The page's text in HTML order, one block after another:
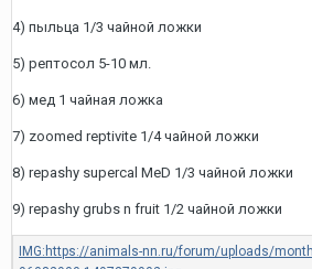
4) пыльца 1/3 чайной ложки
5) рептосол 5-10 мл.
6) мед 1 чайная ложка
7) zoomed reptivite 1/4 чайной ложки
8) repashy supercal MeD 1/3 чайной ложки
9) repashy grubs n fruit 1/2 чайной ложки